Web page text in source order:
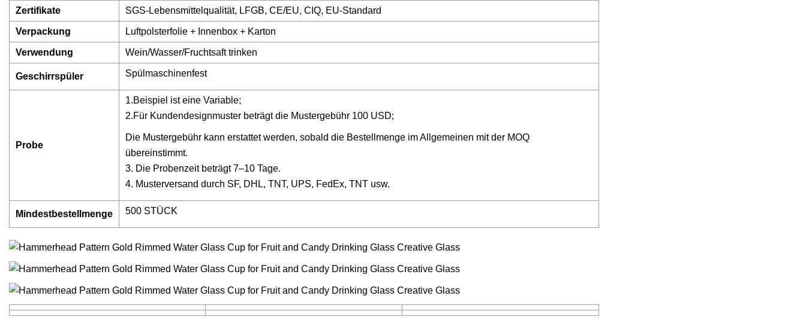
Zertifikate SGS-Lebensmittelqualität, LFGB, CE/EU, CIQ, EU-Standard
Verpackung Luftpolsterfolie + Innenbox + Karton
Verwendung Wein/Wasser/Fruchtsaft trinken
Geschirrspüler Spülmaschinenfest
Probe
1.Beispiel ist eine Variable;
2.Für Kundendesignmuster beträgt die Mustergebühr 100 USD;
Die Mustergebühr kann erstattet werden, sobald die Bestellmenge im Allgemeinen mit der MOQ
übereinstimmt.
3. Die Probenzeit beträgt 7–10 Tage.
4. Musterversand durch SF, DHL, TNT, UPS, FedEx, TNT usw.
Mindestbestellmenge 500 STÜCK